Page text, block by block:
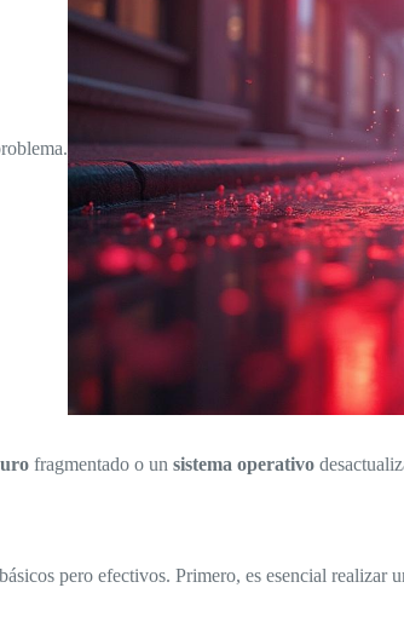
fragmentado o un sistema operativo
pero efectivos. Primero, es esencial